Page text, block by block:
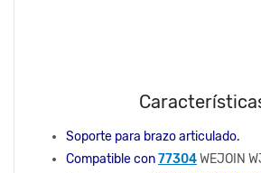
Soporte para brazo articulado.
Compatible con77304WEJOIN